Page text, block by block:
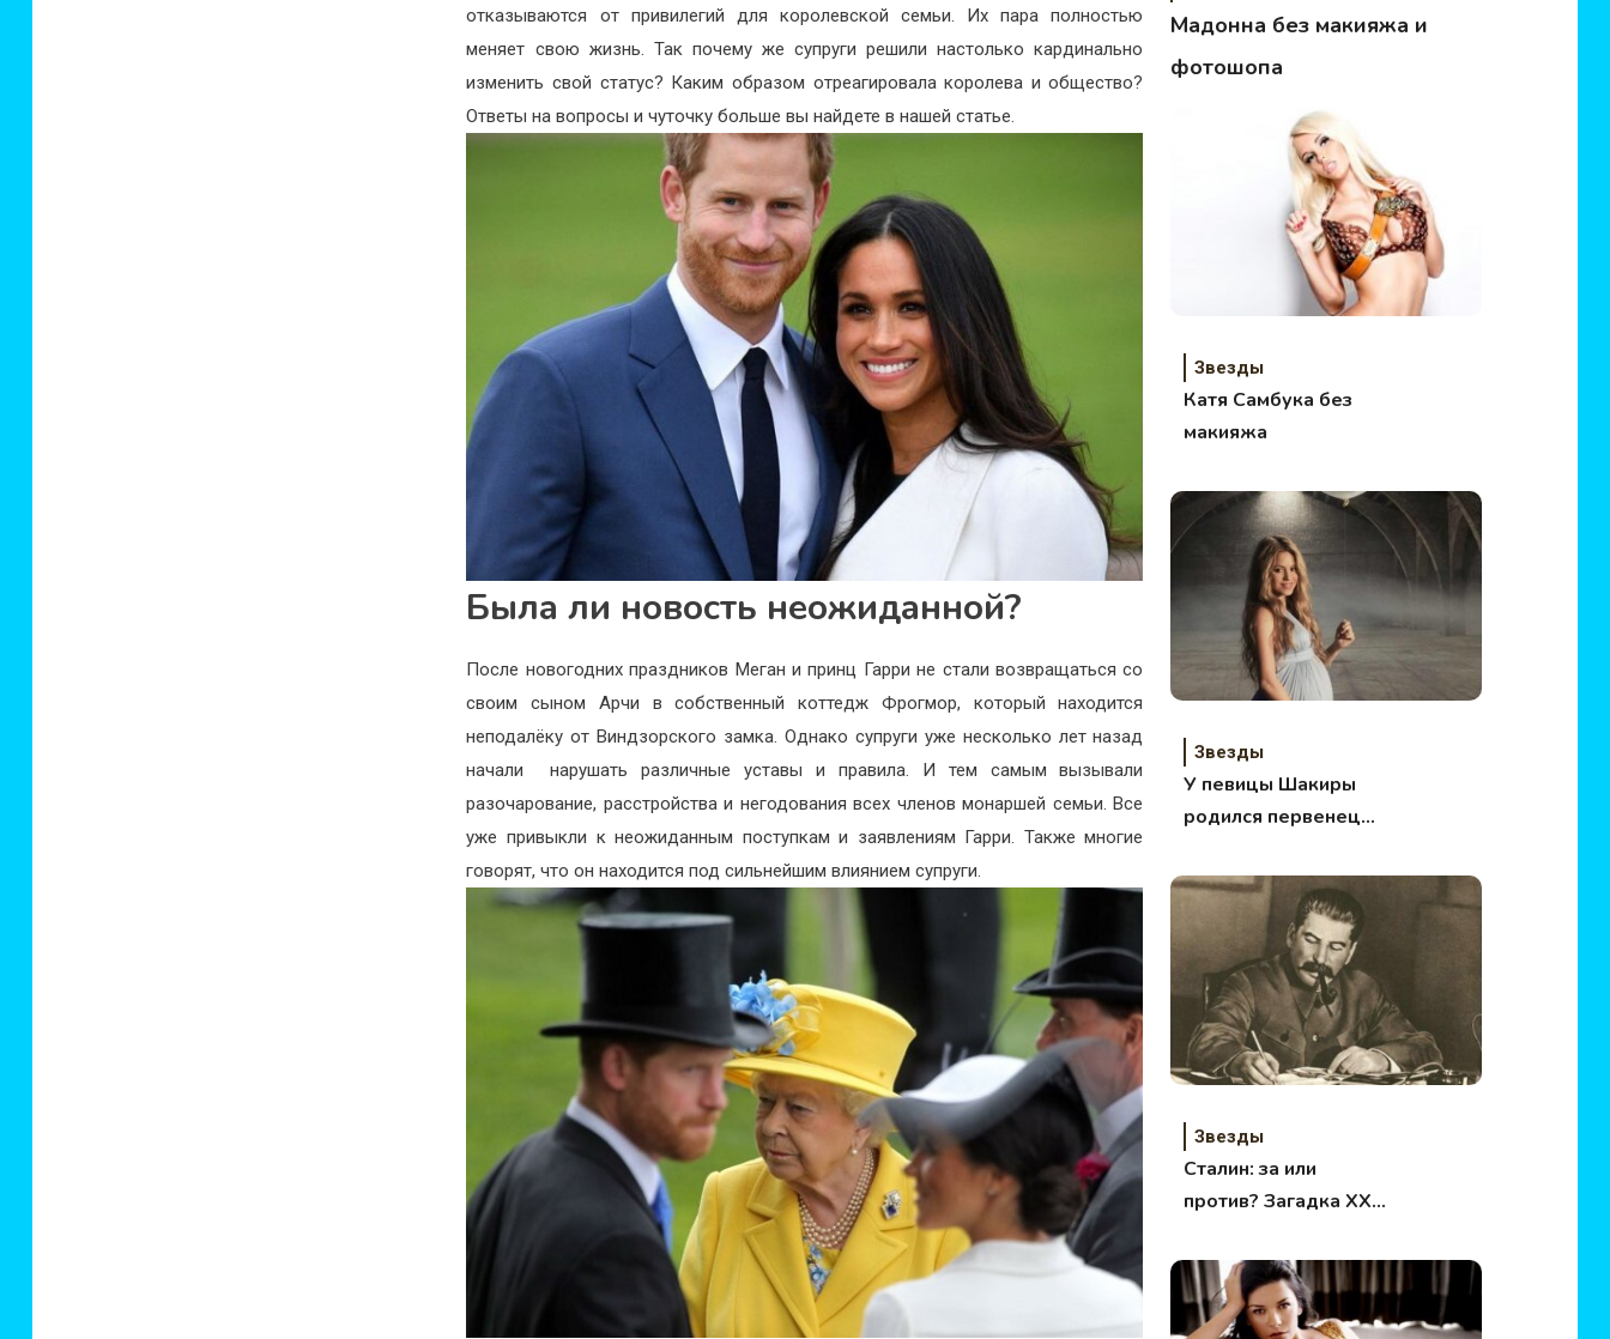
отказываются от привилегий для королевской семьи. Их пара полностью
меняет свою жизнь. Так почему же супруги решили настолько кардинально
изменить свой статус? Каким образом отреагировала королева и общество?
Ответы на вопросы и чуточку больше вы найдете в нашей статье.
Была ли новость неожиданной?
После новогодних праздников Меган и принц Гарри не стали возвращаться со
своим сыном Арчи в собственный коттедж Фрогмор, который находится
неподалёку от Виндзорского замка.Однако супруги уже несколько лет назад
начали
нарушать различные уставы и правила. И тем самым вызывали
разочарование, расстройства и негодования всех членов монаршей семьи. Все
уже привыкли к неожиданным поступкам и заявлениям Гарри. Также многие
говорят, что он находится под сильнейшим влиянием супруги.
Мадонна без макияжа и
фотошопа
Звезды
Катя Самбука без
макияжа
Звезды
У певицы Шакиры
родился первенец
Звезды
Сталин: за или
против? Загадка XX